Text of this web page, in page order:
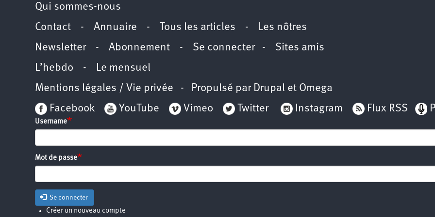
Qui sommes-nous
Contact - Annuaire - Tous les articles - Les nôtres
Newsletter- Abonnement - Se connecter- Sites amis
L’hebdo - Le mensuel
Mentions légales / Vie privée - Propulsé par Drupal et Omega
Facebook
YouTube Vimeo Twitter Instagram Flux RSS
Username
Mot de passe
Se connecter
Créer un nouveau compte